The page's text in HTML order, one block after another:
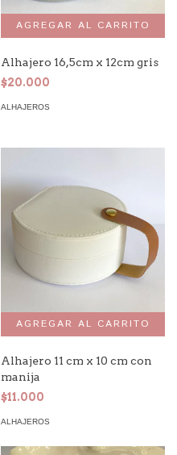
Alhajero 16,5cm x 12cm gris
$20.000
ALHAJEROS
Alhajero 11 cm x 10 cm con
manija
$11.000
ALHAJEROS